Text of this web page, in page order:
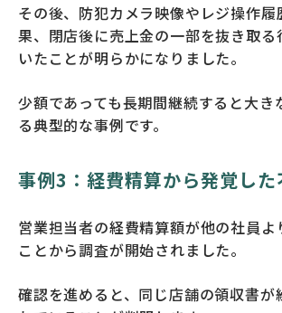
その後、防犯カメラ映像やレジ操作履
果、閉店後に売上金の一部を抜き取る
いたことが明らかになりました。
少額であっても長期間継続すると大き
る典型的な事例です。
事例3：経費精算から発覚した
営業担当者の経費精算額が他の社員よ
ことから調査が開始されました。
確認を進めると、同じ店舗の領収書が